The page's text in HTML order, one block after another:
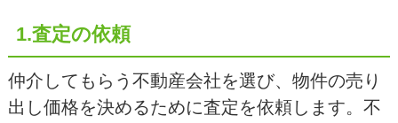
1.査定の依頼
仲介してもらう不動産会社を選び、物件の売り
出し価格を決めるために査定を依頼します。不